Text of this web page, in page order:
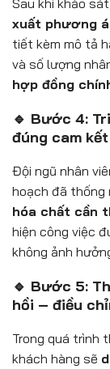
xuất phương
tiết kèm mô tả
và số lượng
hợp đồng
🔹 Bước 4:
đúng cam kết
Đội ngũ nhân
hoạch đã thống
hóa chất cần
hiện công việc
không ảnh
🔹 Bước 5:
hồi – điều
Trong quá trình
khách hàng sẽ